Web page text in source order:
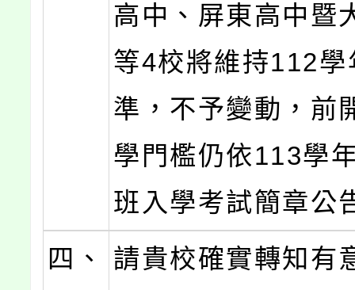
高中、屏東高中暨
等4校將維持112學
準，不予變動，前
學門檻仍依113學
班入學考試簡章公
四、
請貴校確實轉知有